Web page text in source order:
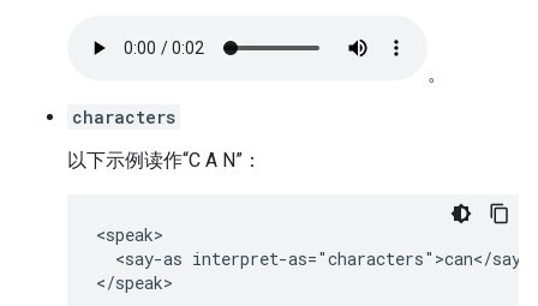
。
characters
以下示例读作“C A N”：
<speak>
<say-as interpret-as="characters">can</say-
</speak>